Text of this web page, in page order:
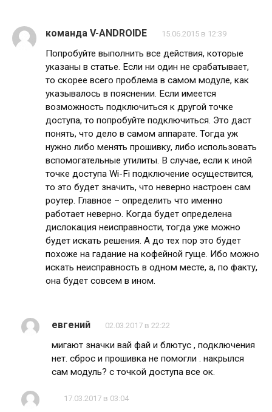
команда V-ANDROIDE 15.06.2015 в 12:39
Попробуйте выполнить все действия, которые
указаны в статье. Если ни один не срабатывает,
то скорее всего проблема в самом модуле, как
указывалось в пояснении. Если имеется
возможность подключиться к другой точке
доступа, то попробуйте подключиться. Это даст
понять, что дело в самом аппарате. Тогда уж
нужно либо менять прошивку, либо использовать
вспомогательные утилиты. В случае, если к иной
точке доступа Wi-Fi подключение осуществится,
то это будет значить, что неверно настроен сам
роутер. Главное – определить что именно
работает неверно. Когда будет определена
дислокация неисправности, тогда уже можно
будет искать решения. А до тех пор это будет
похоже на гадание на кофейной гуще. Ибо можно
искать неисправность в одном месте, а, по факту,
она будет совсем в ином.
евгений 02.03.2017 в 22:22
мигают значки вай фай и блютус , подключения
нет. сброс и прошивка не помогли . накрылся
сам модуль? с точкой доступа все ок.
17.03.2017 в 03:04